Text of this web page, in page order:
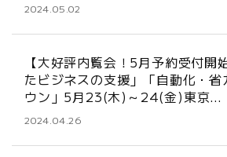
2024.05.02
【大好評内覧会！5月予約受付開
たビジネスの支援」「自動化・
ウン」5月23(木)～24(金)東京…
2024.04.26